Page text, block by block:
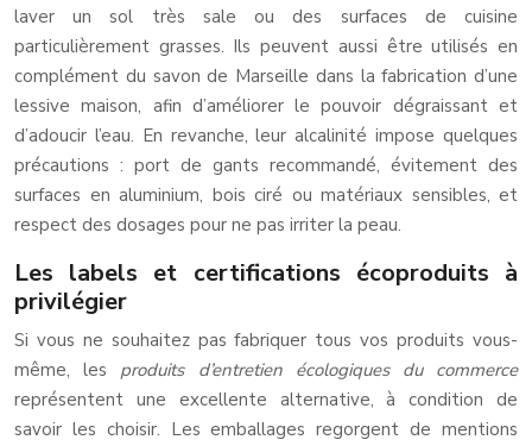
laver un sol très sale ou des surfaces de cuisine
particulièrement grasses. Ils peuvent aussi être utilisés en
complément du savon de Marseille dans la fabrication d’une
lessive maison, afin d’améliorer le pouvoir dégraissant et
d’adoucir l’eau. En revanche, leur alcalinité impose quelques
précautions : port de gants recommandé, évitement des
surfaces en aluminium, bois ciré ou matériaux sensibles, et
respect des dosages pour ne pas irriter la peau.
Les labels et certifications écoproduits à
privilégier
Si vous ne souhaitez pas fabriquer tous vos produits vous-
même, les produits d’entretien écologiques du commerce
représentent une excellente alternative, à condition de
savoir les choisir. Les emballages regorgent de mentions